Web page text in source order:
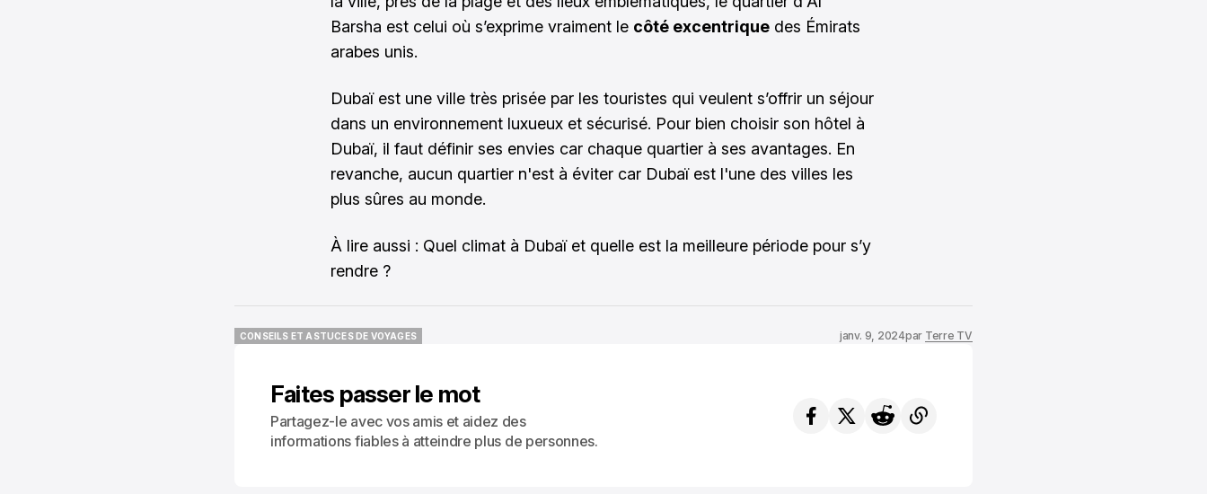
Barsha est celui où s’exprime vraiment le côté excentrique des Émirats
arabes unis.
Dubaï est une ville très prisée par les touristes qui veulent s’offrir un séjour
dans un environnement luxueux et sécurisé. Pour bien choisir son hôtel à
Dubaï, il faut définir ses envies car chaque quartier à ses avantages. En
revanche, aucun quartier n'est à éviter car Dubaï est l'une des villes les
plus sûres au monde.
À lire aussi : Quel climat à Dubaï et quelle est la meilleure période pour s’y
rendre ?
CONSEILS ET ASTUCES DE VOYAGES
janv. 9, 2024par Terre TV
Faites passer le mot
Partagez-le avec vos amis et aidez des
informations fiables à atteindre plus de personnes.